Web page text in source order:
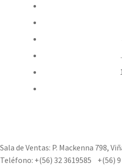
Sala de Ventas: P. Mackenna 798,
Teléfono: +(56) 32 3619585 +(56)